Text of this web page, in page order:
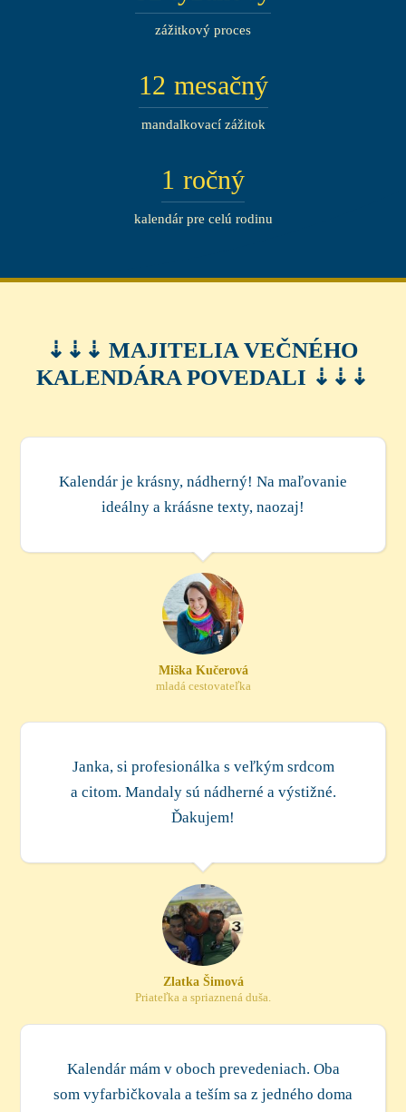
zážitkový proces
12 mesačný
mandalkovací zážitok
1 ročný
kalendár pre celú rodinu
⇣⇣⇣ MAJITELIA VEČNÉHO
KALENDÁRA POVEDALI ⇣⇣⇣
Kalendár je krásny, nádherný! Na maľovanie
ideálny a kráásne texty, naozaj!
Miška Kučerová
mladá cestovateľka
Janka, si profesionálka s veľkým srdcom
a citom. Mandaly sú nádherné a výstižné.
Ďakujem!
Zlatka Šimová
Priateľka a spriaznená duša.
Kalendár mám v oboch prevedeniach. Oba
som vyfarbičkovala a teším sa z jedného doma